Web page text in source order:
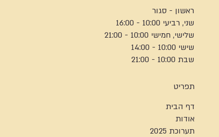
ראשון - סגור
שני, רביעי 10:00 - 16:00
שלישי, חמישי 10:00 - 21:00
שישי 10:00 - 14:00
שבת 10:00 - 21:00
תפריט
דף הבית
אודות
תערוכת 2025